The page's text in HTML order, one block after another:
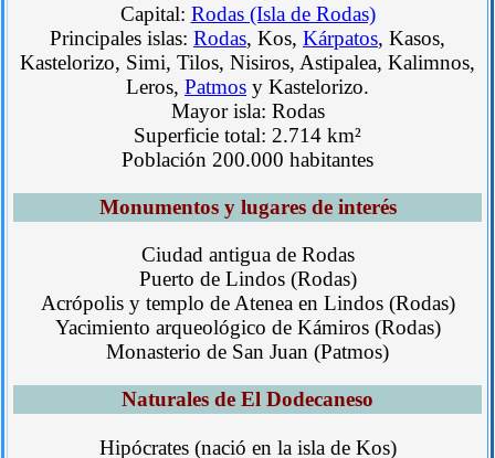
Capital: Rodas (Isla de Rodas)
Principales islas: Rodas, Kos, Kárpatos, Kasos,
Kastelorizo, Simi, Tilos, Nisiros, Astipalea, Kalimnos,
Leros, Patmos y Kastelorizo.
Mayor isla: Rodas
Superficie total: 2.714 km²
Población 200.000 habitantes
Monumentos y lugares de interés
Ciudad antigua de Rodas
Puerto de Lindos (Rodas)
Acrópolis y templo de Atenea en Lindos (Rodas)
Yacimiento arqueológico de Kámiros (Rodas)
Monasterio de San Juan (Patmos)
Naturales de El Dodecaneso
Hipócrates (nació en la isla de Kos)